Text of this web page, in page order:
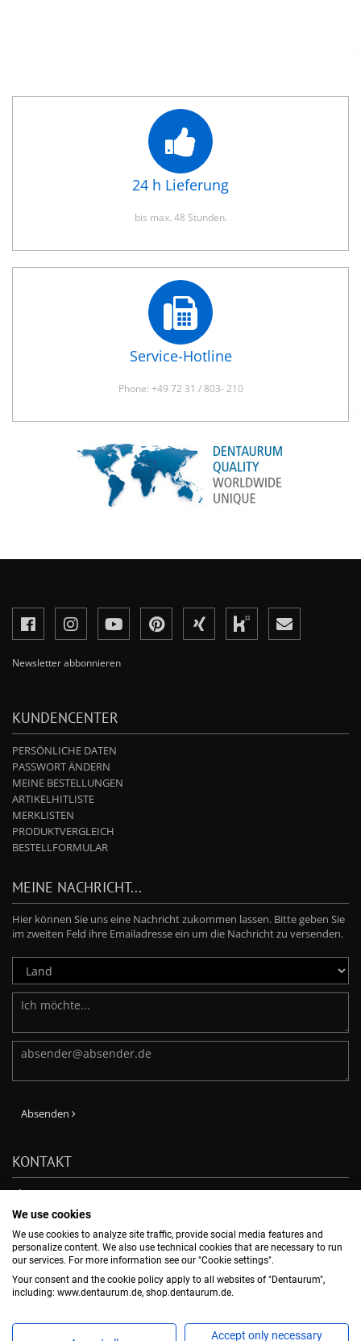
24 h Lieferung
bis max. 48 Stunden.
Service-Hotline
Phone: +49 72 31 / 803- 210
Newsletter abbonnieren
KUNDENCENTER
PERSÖNLICHE DATEN
PASSWORT ÄNDERN
MEINE BESTELLUNGEN
ARTIKELHITLISTE
MERKLISTEN
PRODUKTVERGLEICH
BESTELLFORMULAR
MEINE NACHRICHT...
Hier können Sie uns eine Nachricht zukommen lassen. Bitte geben Sie
im zweiten Feld ihre Emailadresse ein um die Nachricht zu versenden.
Absenden
KONTAKT
Phone: +49-7231-803-210
E-Mail:
verkauf@dentaurum.de
DENTAURUM GmbH & Co. KG
Turnstr. 31, 75228 Ispringen, -
NEWSLETTER ABBONNIEREN
We use cookies
We use cookies to analyze site traffic, provide social media features and
personalize content. We also use technical cookies that are necessary to run
our services. For more information see our "Cookie settings".
Your consent and the cookie policy apply to all websites of "Dentaurum",
including: www.dentaurum.de, shop.dentaurum.de.
Accept only necessary